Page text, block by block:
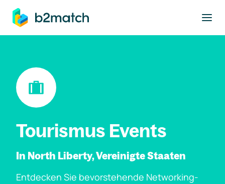
springen
Tourismus Events
In North Liberty, Vereinigte Staaten
Entdecken Sie bevorstehende Networking-